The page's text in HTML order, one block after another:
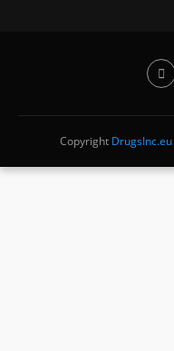
Copyright DrugsInc.eu